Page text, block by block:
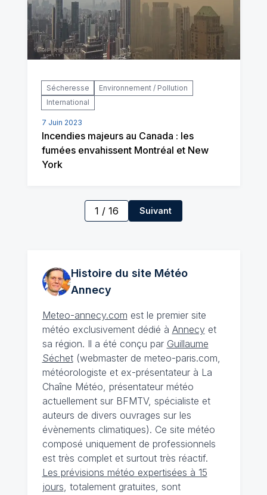
Sécheresse
Environnement / Pollution
International
7 Juin 2023
Incendies majeurs au Canada : les
fumées envahissent Montréal et New
York
1 / 16 Suivant
Histoire du site Météo
Annecy
Meteo-annecy.com est le premier site
météo exclusivement dédié à Annecyet
sa région. Il a été conçu par Guillaume
Séchet(webmaster de meteo-paris.com,
météorologiste et ex-présentateur à La
Chaîne Météo, présentateur météo
actuellement sur BFMTV, spécialiste et
auteurs de divers ouvrages sur les
évènements climatiques). Ce site météo
composé uniquement de professionnels
est très complet et surtout très réactif.
Les prévisions météo expertisées à 15
jours, totalement gratuites, sont